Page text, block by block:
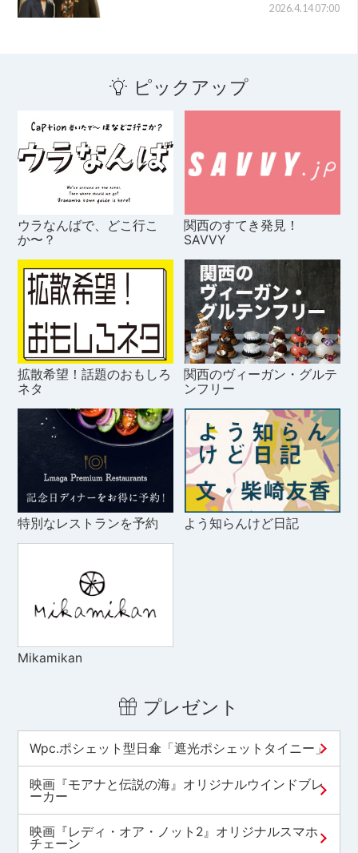
2026.4.14 07:00
ピックアップ
ウラなんばで、どこ行こ
か〜？
関西のすてき発見！
SAVVY
拡散希望！話題のおもしろ
ネタ
関西のヴィーガン・グルテ
ンフリー
特別なレストランを予約 よう知らんけど日記
Mikamikan
プレゼント
Wpc.ポシェット型日傘「遮光ポシェットタイニー」
映画『モアナと伝説の海』オリジナルウインドブレ
ーカー
映画『レディ・オア・ノット2』オリジナルスマホ
チェーン